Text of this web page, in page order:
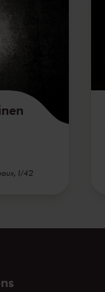
I/42